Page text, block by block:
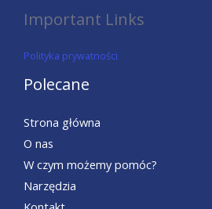
Important Links
Polityka prywatności
Polecane
Strona główna
O nas
W czym możemy pomóc?
Narzędzia